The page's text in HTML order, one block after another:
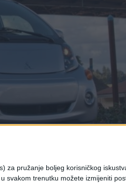
za pružanje boljeg korisničkog
svakom trenutku možete izmijeniti